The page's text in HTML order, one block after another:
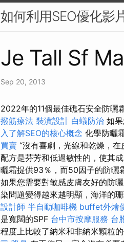
如何利用SEO優化影
Je Tall Sf
Sep 20, 2013
2022年的11個最佳礁石安全防曬
撥筋療法 裝潢設計 白蟻防治 如
入了解SEO的核心概念 化學防曬
買賣 “沒有喜劇，光線和乾燥，
配方是芬芳和低過敏性的，使其
曬霜提供93％，而50因子的防曬
如果您需要對敏感皮膚友好的防曬
染問題變得越來越明顯，海洋的
設計師 半自動咖啡機 buffet外燴
是寬闊的SPF 台中市按摩服務 台
程度上比較了納米和非納米顆粒